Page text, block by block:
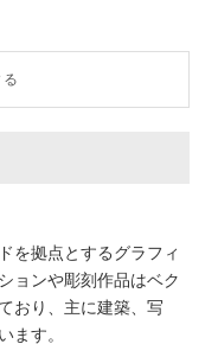
を拠点とするグラフィ
ョンや彫刻作品はベク
おり、主に建築、写
ます。